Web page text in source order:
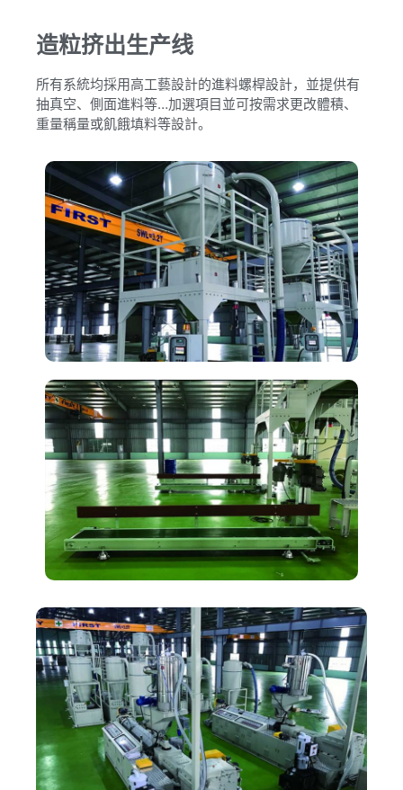
造粒挤出生产线
所有系統均採用高工藝設計的進料螺桿設計，並提供有
抽真空、側面進料等…加選項目並可按需求更改體積、
重量稱量或飢餓填料等設計。